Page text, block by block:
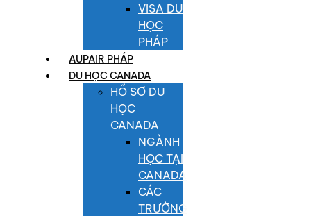
VISA DU
HỌC
PHÁP
AUPAIR PHÁP
DU HỌC CANADA
HỒ SƠ DU
HỌC
CANADA
NGÀNH
HỌC TẠI
CANADA
CÁC
TRƯỜNG